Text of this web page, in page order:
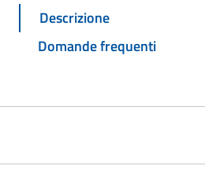
Descrizione
Domande frequenti